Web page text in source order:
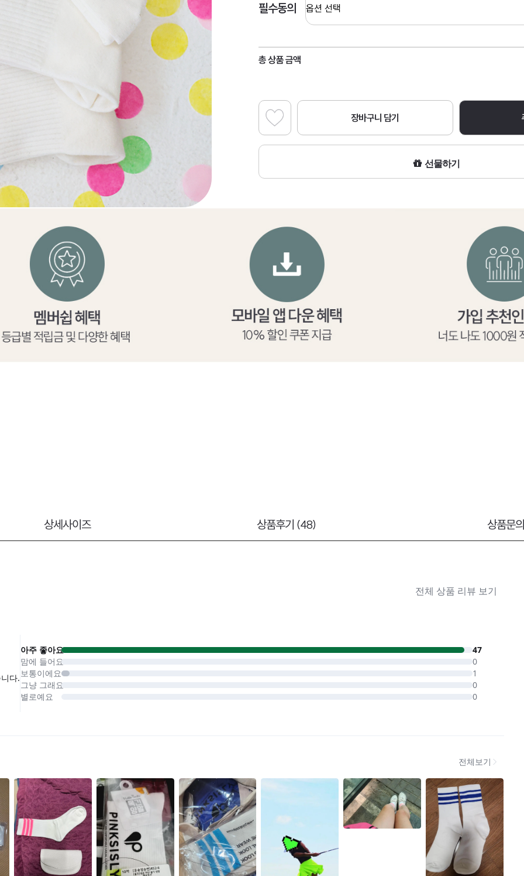
필수동의
총 상품 금액
장바구니 담기
선물하기
상세사이즈 상품후기 (48) 상품문의